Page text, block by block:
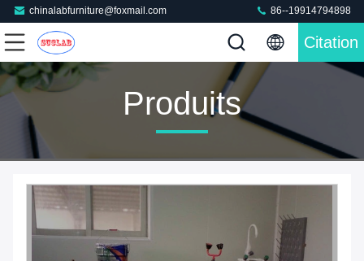
chinalabfurniture@foxmail.com 86--19914794898
Citation
Produits